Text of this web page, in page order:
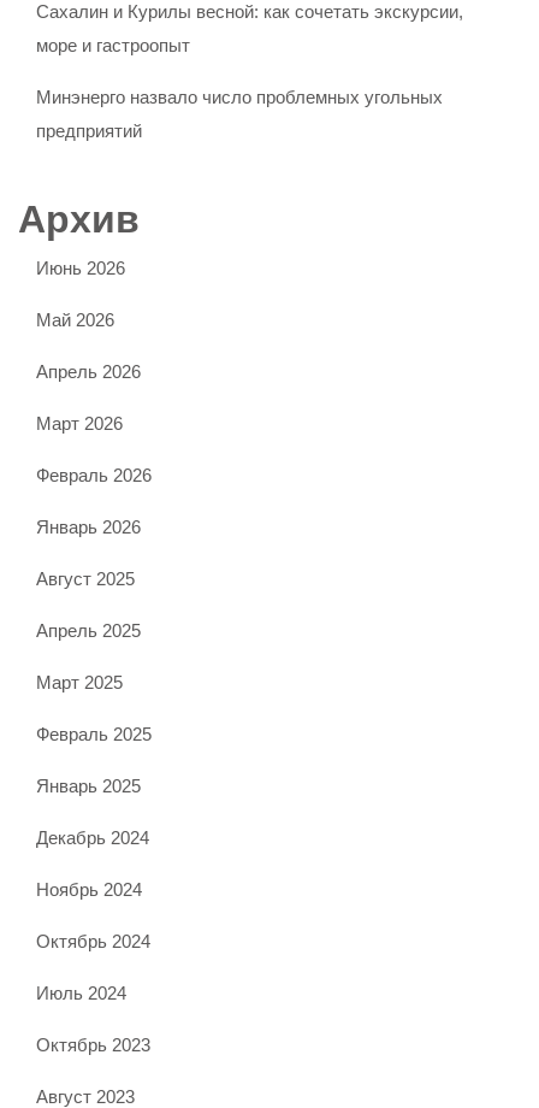
Сахалин и Курилы весной: как сочетать экскурсии,
море и гастроопыт
Минэнерго назвало число проблемных угольных
предприятий
Архив
Июнь 2026
Май 2026
Апрель 2026
Март 2026
Февраль 2026
Январь 2026
Август 2025
Апрель 2025
Март 2025
Февраль 2025
Январь 2025
Декабрь 2024
Ноябрь 2024
Октябрь 2024
Июль 2024
Октябрь 2023
Август 2023